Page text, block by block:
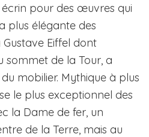
pour des œuvres qui
plus élégante des
Eiffel dont
sommet de la Tour, a
mobilier. Mythique à plus
le plus exceptionnel des
la Dame de fer, un
de la Terre, mais au